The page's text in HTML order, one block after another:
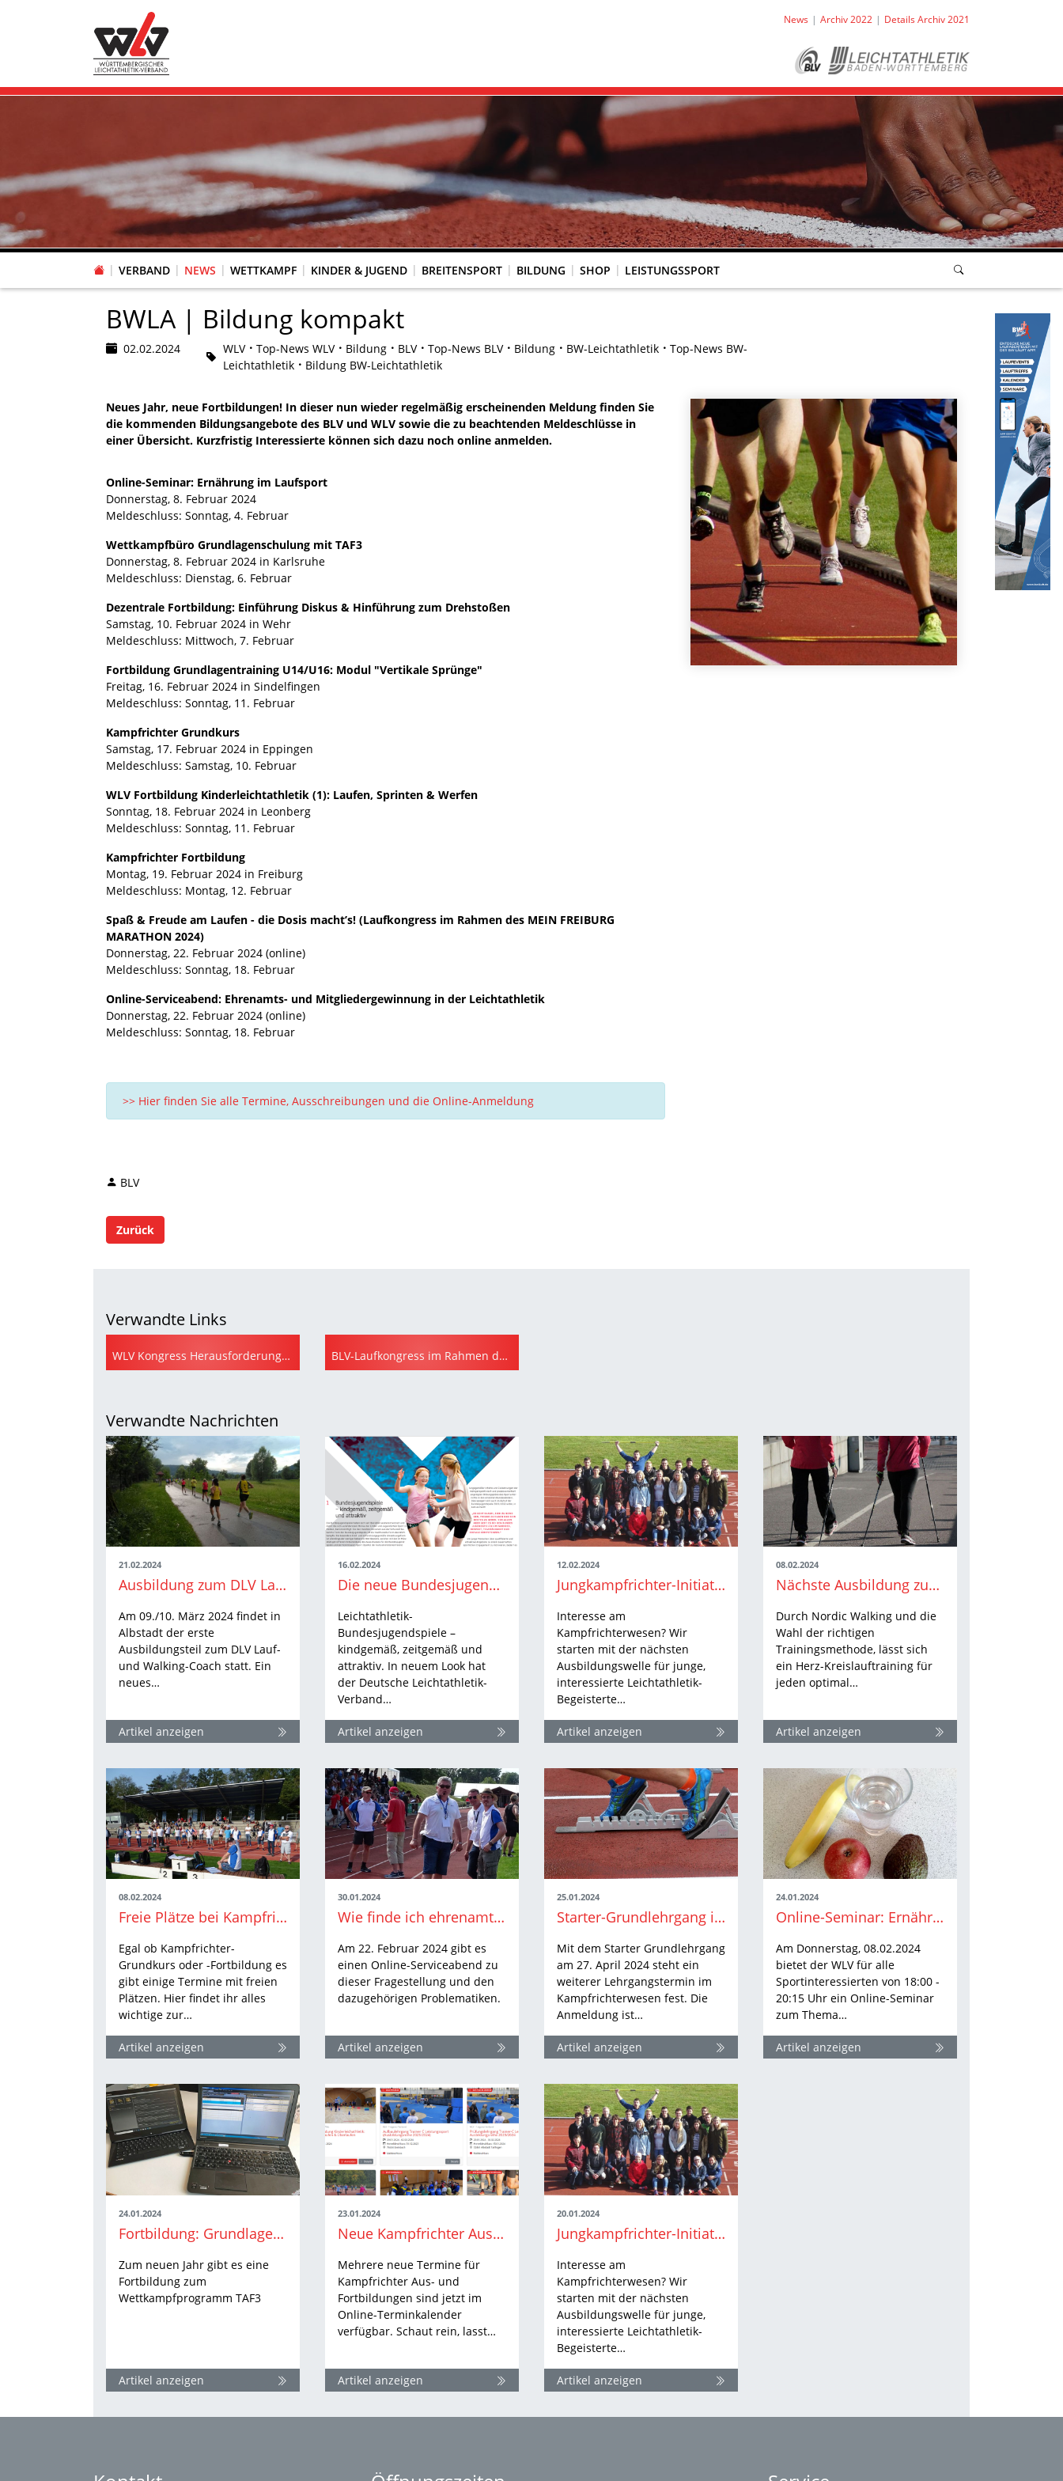
News Archiv 2022 Details Archiv 2021
VERBAND NEWS WETTKAMPF KINDER & JUGEND BREITENSPORT BILDUNG SHOP LEISTUNGSSPORT
BWLA | Bildung kompakt
02.02.2024 WLV Top-News WLV Bildung BLV Top-News BLV Bildung BW-Leichtathletik
Top-News BW-
Leichtathletik
Bildung BW-Leichtathletik
Neues Jahr, neue Fortbildungen! In dieser nun wieder regelmäßig erscheinenden Meldung finden Sie
die kommenden Bildungsangebote des BLV und WLV sowie die zu beachtenden Meldeschlüsse in
einer Übersicht. Kurzfristig Interessierte können sich dazu noch online anmelden.
Online-Seminar: Ernährung im Laufsport
Donnerstag, 8. Februar 2024
Meldeschluss: Sonntag, 4. Februar
Wettkampfbüro Grundlagenschulung mit TAF3
Donnerstag, 8. Februar 2024 in Karlsruhe
Meldeschluss: Dienstag, 6. Februar
Dezentrale Fortbildung: Einführung Diskus & Hinführung zum Drehstoßen
Samstag, 10. Februar 2024 in Wehr
Meldeschluss: Mittwoch, 7. Februar
Fortbildung Grundlagentraining U14/U16: Modul "Vertikale Sprünge"
Freitag, 16. Februar 2024 in Sindelfingen
Meldeschluss: Sonntag, 11. Februar
Kampfrichter Grundkurs
Samstag, 17. Februar 2024 in Eppingen
Meldeschluss: Samstag, 10. Februar
WLV Fortbildung Kinderleichtathletik (1): Laufen, Sprinten & Werfen
Sonntag, 18. Februar 2024 in Leonberg
Meldeschluss: Sonntag, 11. Februar
Kampfrichter Fortbildung
Montag, 19. Februar 2024 in Freiburg
Meldeschluss: Montag, 12. Februar
Spaß & Freude am Laufen - die Dosis macht’s! (Laufkongress im Rahmen des MEIN FREIBURG
MARATHON 2024)
Donnerstag, 22. Februar 2024 (online)
Meldeschluss: Sonntag, 18. Februar
Online-Serviceabend: Ehrenamts- und Mitgliedergewinnung in der Leichtathletik
Donnerstag, 22. Februar 2024 (online)
Meldeschluss: Sonntag, 18. Februar
>> Hier finden Sie alle Termine, Ausschreibungen und die Online-Anmeldung
BLV
Zurück
Verwandte Links
WLV Kongress Herausforderungen & Perspektiven BLV-Laufkongress im Rahmen des MEIN FREIBURG MARATHON
Verwandte Nachrichten
21.02.2024
Ausbildung zum DLV Lauf- und Walking-Coach - jetzt noch Lehrgangsplatz sichern
Am 09./10. März 2024 findet in
Albstadt der erste
Ausbildungsteil zum DLV Lauf-
und Walking-Coach statt. Ein
neues…
Artikel anzeigen
16.02.2024
Die neue Bundesjugendspiele-Broschüre ist da
Leichtathletik-
Bundesjugendspiele –
kindgemäß, zeitgemäß und
attraktiv. In neuem Look hat
der Deutsche Leichtathletik-
Verband…
Artikel anzeigen
12.02.2024
Jungkampfrichter-Initiative - bis 23.2. anmelden
Interesse am
Kampfrichterwesen? Wir
starten mit der nächsten
Ausbildungswelle für junge,
interessierte Leichtathletik-
Begeisterte…
Artikel anzeigen
08.02.2024
Nächste Ausbildung zum Nordic Walking Instruktor im April
Durch Nordic Walking und die
Wahl der richtigen
Trainingsmethode, lässt sich
ein Herz-Kreislauftraining für
jeden optimal…
Artikel anzeigen
08.02.2024
Freie Plätze bei Kampfrichterfortbildungen
Egal ob Kampfrichter-
Grundkurs oder -Fortbildung es
gibt einige Termine mit freien
Plätzen. Hier findet ihr alles
wichtige zur…
Artikel anzeigen
30.01.2024
Wie finde ich ehrenamtliche Helfer und Mitglieder?
Am 22. Februar 2024 gibt es
einen Online-Serviceabend zu
dieser Fragestellung und den
dazugehörigen Problematiken.
Artikel anzeigen
25.01.2024
Starter-Grundlehrgang in Walldorf im April terminiert
Mit dem Starter Grundlehrgang
am 27. April 2024 steht ein
weiterer Lehrgangstermin im
Kampfrichterwesen fest. Die
Anmeldung ist…
Artikel anzeigen
24.01.2024
Online-Seminar: Ernährung rund um Training und Wettkampf
Am Donnerstag, 08.02.2024
bietet der WLV für alle
Sportinteressierten von 18:00 -
20:15 Uhr ein Online-Seminar
zum Thema…
Artikel anzeigen
24.01.2024
Fortbildung: Grundlagen Wettkampfbüro
Zum neuen Jahr gibt es eine
Fortbildung zum
Wettkampfprogramm TAF3
Artikel anzeigen
23.01.2024
Neue Kampfrichter Aus- und Fortbildungstermine sind online
Mehrere neue Termine für
Kampfrichter Aus- und
Fortbildungen sind jetzt im
Online-Terminkalender
verfügbar. Schaut rein, lasst…
Artikel anzeigen
20.01.2024
Jungkampfrichter-Initiative
Interesse am
Kampfrichterwesen? Wir
starten mit der nächsten
Ausbildungswelle für junge,
interessierte Leichtathletik-
Begeisterte…
Artikel anzeigen